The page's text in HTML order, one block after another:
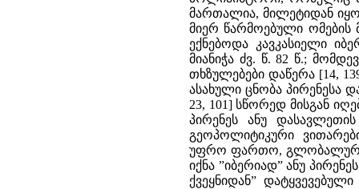
მართალია, მილეტიდან
მიერ წარმოებული ომების
ექნებოდა კავკასიელი
მიანიჭა ძვ. წ. 82 წ.;
თხზულებები დაწერა [14,
ასახული ცნობა პირენესა
23, 101] სწორედ მისგან
პირენეს ანუ
გეოპოლიტიკური
უფრო ფართო, გლობალური
იქნა ”იბერიად” ანუ
ქვეყნიდან”